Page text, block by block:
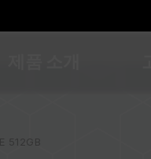
512GB